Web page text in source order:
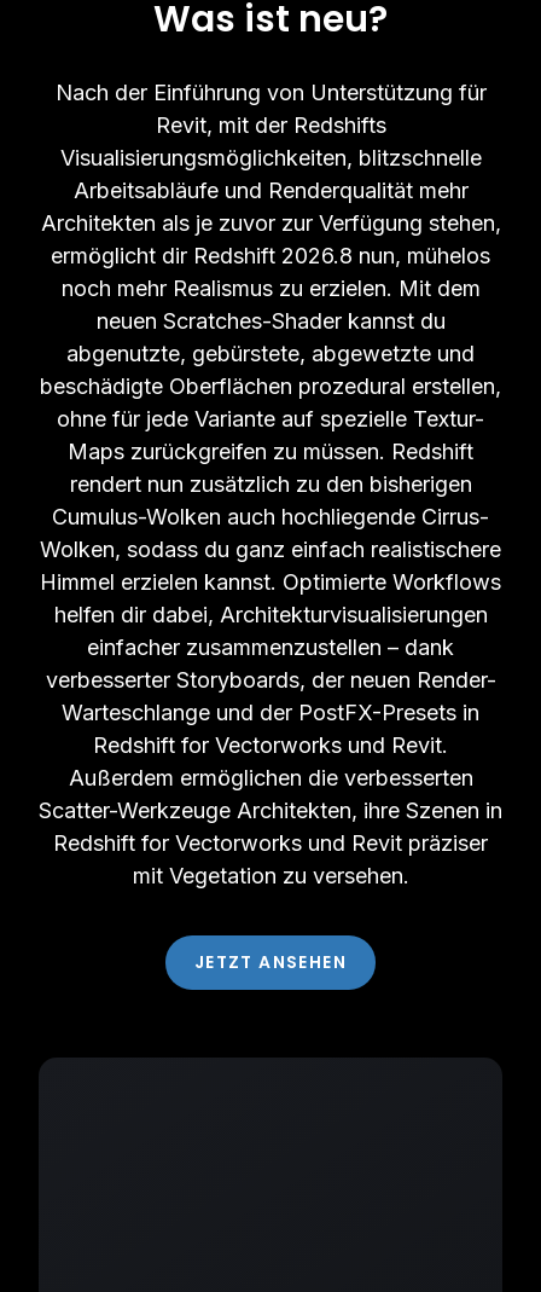
Was ist neu?
Nach der Einführung von Unterstützung für
Revit, mit der Redshifts
Visualisierungsmöglichkeiten, blitzschnelle
Arbeitsabläufe und Renderqualität mehr
Architekten als je zuvor zur Verfügung stehen,
ermöglicht dir Redshift 2026.8 nun, mühelos
noch mehr Realismus zu erzielen. Mit dem
neuen Scratches-Shader kannst du
abgenutzte, gebürstete, abgewetzte und
beschädigte Oberflächen prozedural erstellen,
ohne für jede Variante auf spezielle Textur-
Maps zurückgreifen zu müssen. Redshift
rendert nun zusätzlich zu den bisherigen
Cumulus-Wolken auch hochliegende Cirrus-
Wolken, sodass du ganz einfach realistischere
Himmel erzielen kannst. Optimierte Workflows
helfen dir dabei, Architekturvisualisierungen
einfacher zusammenzustellen – dank
verbesserter Storyboards, der neuen Render-
Warteschlange und der PostFX-Presets in
Redshift for Vectorworks und Revit.
Außerdem ermöglichen die verbesserten
Scatter-Werkzeuge Architekten, ihre Szenen in
Redshift for Vectorworks und Revit präziser
mit Vegetation zu versehen.
JETZT ANSEHEN